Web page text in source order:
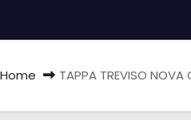
Home TAPPA TREVISO NOVA